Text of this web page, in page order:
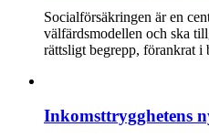
Socialförsäkringen är en
välfärdsmodellen och ska
rättsligt begrepp, förankrat i
Inkomsttrygghetens